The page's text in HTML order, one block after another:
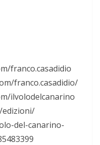
franco.casadidio
franco.casadidio/
ilvolodelcanarino
edizioni/
del-canarino-